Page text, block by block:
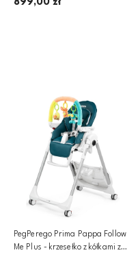
PegPerego Prima Pappa Follow
Me Plus - krzesełko z kółkami z